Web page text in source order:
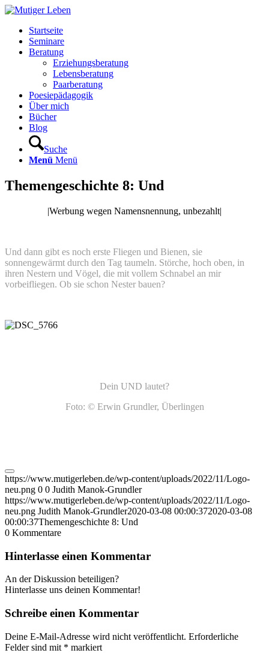
Startseite
Seminare
Beratung
Erziehungsberatung
Lebensberatung
Paarberatung
Poesiepädagogik
Über mich
Bücher
Blog
Suche
Menü Menü
Themengeschichte 8: Und
|Werbung wegen Namensnennung, unbezahlt|
Und dann gibt es noch erste Fliegen und Bienen, sie
sonnengewärmt durch den Tag taumeln. Störche, hoch oben, in
ihren Nestern und Vögel, die mit vollem Schnabel an mir
vorbeifliegen. Ob sie schon Nester bauen?
Dein UND lautet?
Foto: © Erwin Grundler, Überlingen
https://www.mutigerleben.de/wp-content/uploads/2022/11/Logo-
neu.png 0 0 Judith Manok-Grundler
https://www.mutigerleben.de/wp-content/uploads/2022/11/Logo-
neu.png Judith Manok-Grundler2020-03-08 00:00:372020-03-08
00:00:37Themengeschichte 8: Und
0 Kommentare
Hinterlasse einen Kommentar
An der Diskussion beteiligen?
Hinterlasse uns deinen Kommentar!
Schreibe einen Kommentar
Deine E-Mail-Adresse wird nicht veröffentlicht. Erforderliche
Felder sind mit * markiert